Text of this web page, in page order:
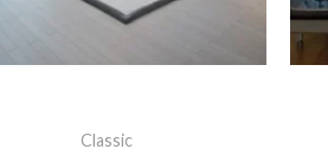
Classic